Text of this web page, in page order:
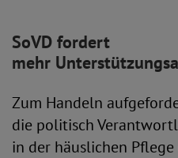
SoVD fordert
mehr
Zum Handeln
die politisch
in der häuslichen